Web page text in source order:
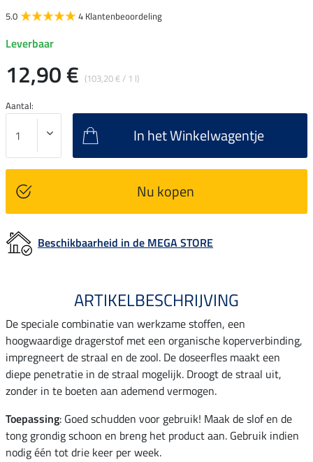
5.0 4 Klantenbeoordeling
Leverbaar
12,90 € (103,20 € / 1 l)
Aantal:
In het Winkelwagentje
Nu kopen
Beschikbaarheid in de MEGA STORE
ARTIKELBESCHRIJVING
De speciale combinatie van werkzame stoffen, een
hoogwaardige dragerstof met een organische koperverbinding,
impregneert de straal en de zool. De doseerfles maakt een
diepe penetratie in de straal mogelijk. Droogt de straal uit,
zonder in te boeten aan ademend vermogen.
Toepassing: Goed schudden voor gebruik! Maak de slof en de
tong grondig schoon en breng het product aan. Gebruik indien
nodig één tot drie keer per week.